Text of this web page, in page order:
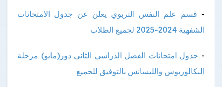
- قسم علم النفس التربوي يعلن عن جدول الامتحانات
الشفهية 2024-2025 لجميع الطلاب
- جدول امتحانات الفصل الدراسي الثاني دور(مايو) مرحلة
البكالوريوس والليسانس بالتوفيق للجميع